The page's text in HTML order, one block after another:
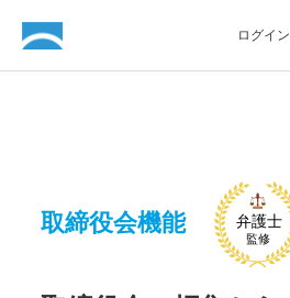
ログイン
取締役会機能